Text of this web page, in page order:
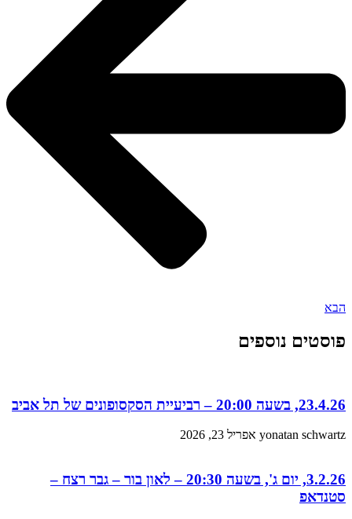
הבא
פוסטים נוספים
23.4.26, בשעה 20:00 – רביעיית הסקסופונים של תל אביב
yonatan schwartz אפריל 23, 2026
3.2.26, יום ג', בשעה 20:30 – לאון בור – גבר רצח –
סטנדאפ